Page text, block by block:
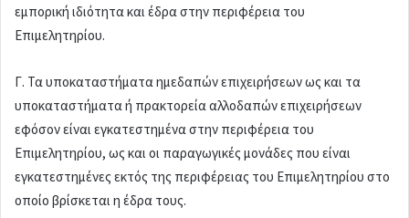
εμπορική ιδιότητα και έδρα στην περιφέρεια του
Επιμελητηρίου.
Γ. Τα υποκαταστήματα ημεδαπών επιχειρήσεων ως και τα
υποκαταστήματα ή πρακτορεία αλλοδαπών επιχειρήσεων
εφόσον είναι εγκατεστημένα στην περιφέρεια του
Επιμελητηρίου, ως και οι παραγωγικές μονάδες που είναι
εγκατεστημένες εκτός της περιφέρειας του Επιμελητηρίου στο
οποίο βρίσκεται η έδρα τους.